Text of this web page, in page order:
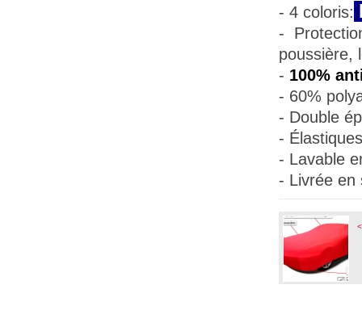
- 4 coloris:
-
poussière,
- 100%
- 60%
- Double
-
- Lavable
- Livrée en